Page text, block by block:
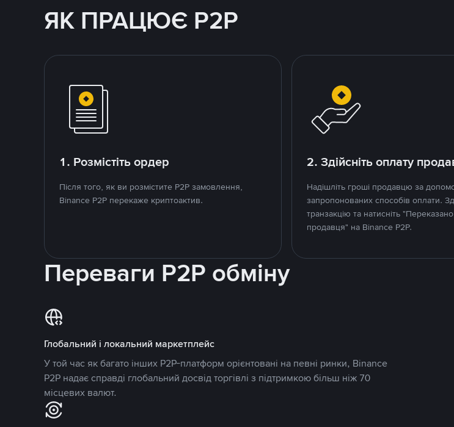
ЯК ПРАЦЮЄ P2P
1. Розмістіть ордер
Після того, як ви розмістите P2P замовлення,
Binance P2P перекаже криптоактив.
2. Здійсніть оплату
Надішліть гроші продавцю за
запропонованих способів оплати.
транзакцію та натисніть
продавця" на Binance P2P.
Переваги P2P обміну
Глобальний і локальний маркетплейс
У той час як багато інших P2P-платформ орієнтовані на певні ринки, Binance
P2P надає справді глобальний досвід торгівлі з підтримкою більш ніж 70
місцевих валют.